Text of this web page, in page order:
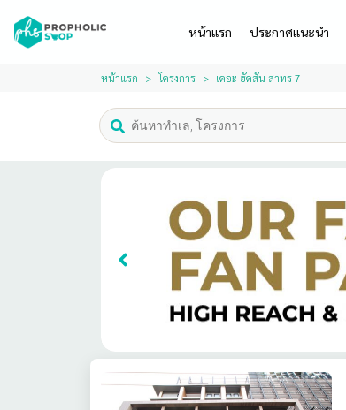
หน้าแรก ประกาศแนะนำ
หน้าแรก โครงการ เดอะ ฮัดสัน สาทร 7